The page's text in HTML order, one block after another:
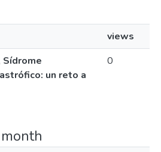
views
Sídrome
un reto a
0